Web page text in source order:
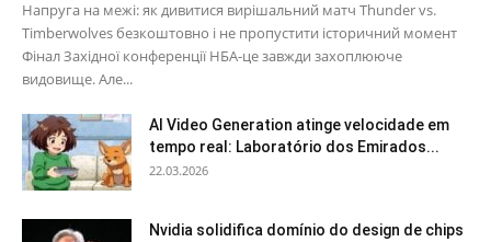
Напруга на межі: як дивитися вирішальний матч Thunder vs.
Timberwolves безкоштовно і не пропустити історичний момент
Фінал Західної конференції НБА-це завжди захоплююче
видовище. Але...
AI Video Generation atinge velocidade em
tempo real: Laboratório dos Emirados...
22.03.2026
Nvidia solidifica domínio do design de chips